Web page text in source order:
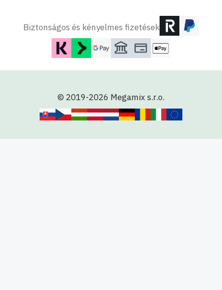
Biztonságos és kényelmes fizetések
© 2019-2026 Megamix s.r.o.